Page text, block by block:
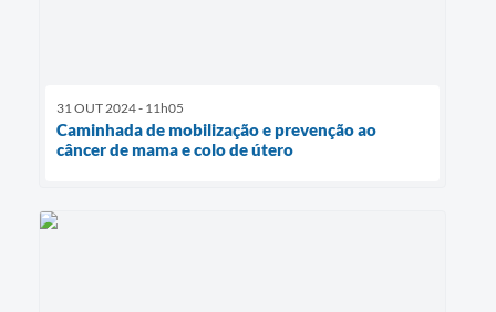
31 OUT 2024 - 11h05
Caminhada de mobilização e prevenção ao
câncer de mama e colo de útero